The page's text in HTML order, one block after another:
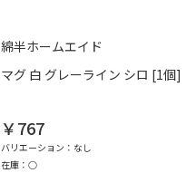
綿半ホームエイド
マグ 白 グレーライン シロ [1個]
￥767
バリエーション：なし
在庫：○